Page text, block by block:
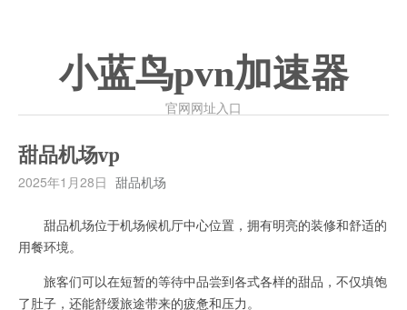
小蓝鸟pvn加速器
官网网址入口
甜品机场vp
2025年1月28日 甜品机场
甜品机场位于机场候机厅中心位置，拥有明亮的装修和舒适的
用餐环境。
旅客们可以在短暂的等待中品尝到各式各样的甜品，不仅填饱
了肚子，还能舒缓旅途带来的疲惫和压力。